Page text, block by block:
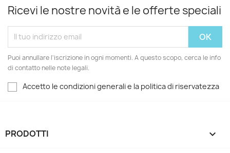
Ricevi le nostre novità e le offerte speciali
Puoi annullare l'iscrizione in ogni momenti. A questo scopo, cerca le info
di contatto nelle note legali.
Accetto le condizioni generali e la politica di riservatezza
PRODOTTI 